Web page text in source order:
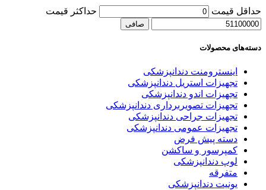
حداقل قیمت حداكثر قيمت
صافی
دسته‌های محصولات
اینسترومنت دندانپزشکی
تجهیزات استریل دندانپزشکی
تجهیزات اندو دندانپزشکی
تجهیزات تصویربرداری دندانپزشکی
تجهیزات جراحی دندانپزشکی
تجهیزات عمومی دندانپزشکی
دسته پیش فرض
کمپرسور و ساکشن
لوپ دندانپزشکی
متفرقه
یونیت دندانپزشکی